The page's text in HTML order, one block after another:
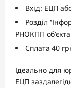
Вхід: ЕЦП
Розділ
РНОКПП
Сплата 40
Ідеально для
ЕЦП